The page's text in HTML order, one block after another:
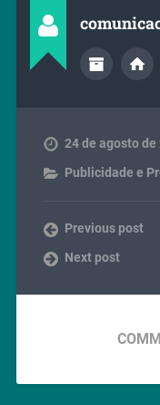
24 de agosto de
Publicidade e
Previous post
Next post